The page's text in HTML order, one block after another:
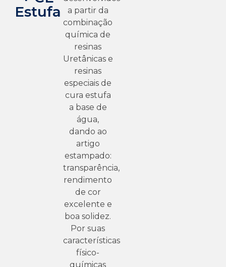
Estufa
a partir da
combinação
química de
resinas
Uretânicas e
resinas
especiais de
cura estufa
a base de
água,
dando ao
artigo
estampado:
transparência,
rendimento
de cor
excelente e
boa solidez.
Por suas
características
físico-
químicas